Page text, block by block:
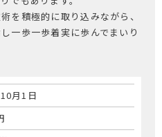
を積極的に取り込みながら、
一歩一歩着実に歩んでまいり
月1日